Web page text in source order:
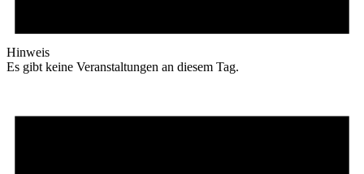
Hinweis
Es gibt keine Veranstaltungen an diesem Tag.